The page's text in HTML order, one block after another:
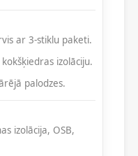
ar 3-stiklu paketi.
izolāciju.
palodzes.
izolācija, OSB,